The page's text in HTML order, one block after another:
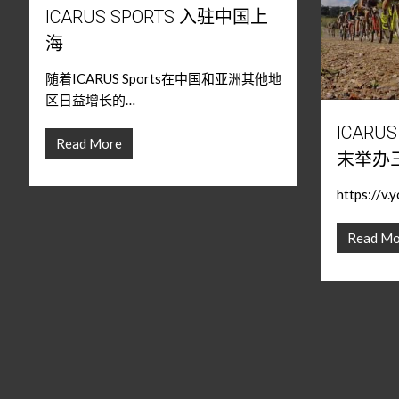
ICARUS SPORTS 入驻中国上
海
随着ICARUS Sports在中国和亚洲其他地
区日益增长的…
Read More
末举办
https://
Read